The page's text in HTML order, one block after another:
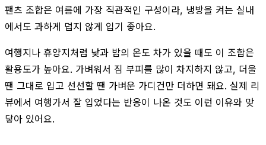
팬츠 조합은 여름에 가장 직관적인 구성이라, 냉방을 켜는 실내
에서도 과하게 덥지 않게 입기 좋아요.
여행지나 휴양지처럼 낮과 밤의 온도 차가 있을 때도 이 조합은
활용도가 높아요. 가벼워서 짐 부피를 많이 차지하지 않고, 더울
땐 그대로 입고 선선할 땐 가벼운 가디건만 더하면 돼요. 실제 리
뷰에서 여행가서 잘 입었다는 반응이 나온 것도 이런 이유와 맞
닿아 있어요.